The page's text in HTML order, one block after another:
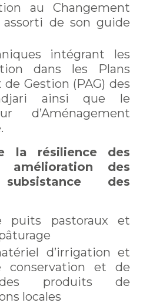
au Changement
assorti de son guide
intégrant les
dans les Plans
Gestion (PAG) des
ainsi que le
d’Aménagement
la résilience des
amélioration des
des
puits pastoraux et
d’irrigation et
conservation et de
des produits de
locales